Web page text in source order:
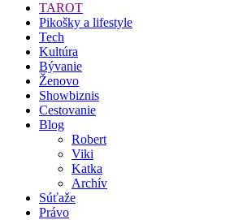
TAROT
Pikošky a lifestyle
Tech
Kultúra
Bývanie
Ženovo
Showbiznis
Cestovanie
Blog
Robert
Viki
Katka
Archív
Súťaže
Právo